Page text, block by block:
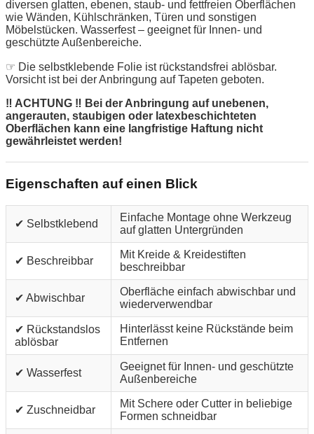
diversen glatten, ebenen, staub- und fettfreien Oberflächen
wie Wänden, Kühlschränken, Türen und sonstigen
Möbelstücken. Wasserfest – geeignet für Innen- und
geschützte Außenbereiche.
☞ Die selbstklebende Folie ist rückstandsfrei ablösbar.
Vorsicht ist bei der Anbringung auf Tapeten geboten.
‼ ACHTUNG ‼ Bei der Anbringung auf unebenen,
angerauten, staubigen oder latexbeschichteten
Oberflächen kann eine langfristige Haftung nicht
gewährleistet werden!
Eigenschaften auf einen Blick
✔ Selbstklebend
Einfache Montage ohne Werkzeug
auf glatten Untergründen
✔ Beschreibbar
Mit Kreide & Kreidestiften
beschreibbar
✔ Abwischbar
Oberfläche einfach abwischbar und
wiederverwendbar
✔ Rückstandslos
ablösbar
Hinterlässt keine Rückstände beim
Entfernen
✔ Wasserfest
Geeignet für Innen- und geschützte
Außenbereiche
✔ Zuschneidbar
Mit Schere oder Cutter in beliebige
Formen schneidbar